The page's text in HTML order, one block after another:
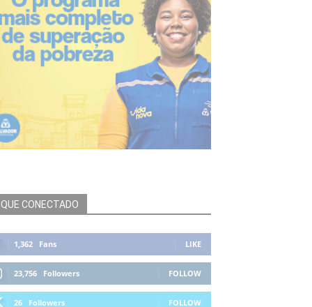
CONECTADO
1,362 Fans LIKE
23,756 Followers FOLLOW
26 Followers FOLLOW